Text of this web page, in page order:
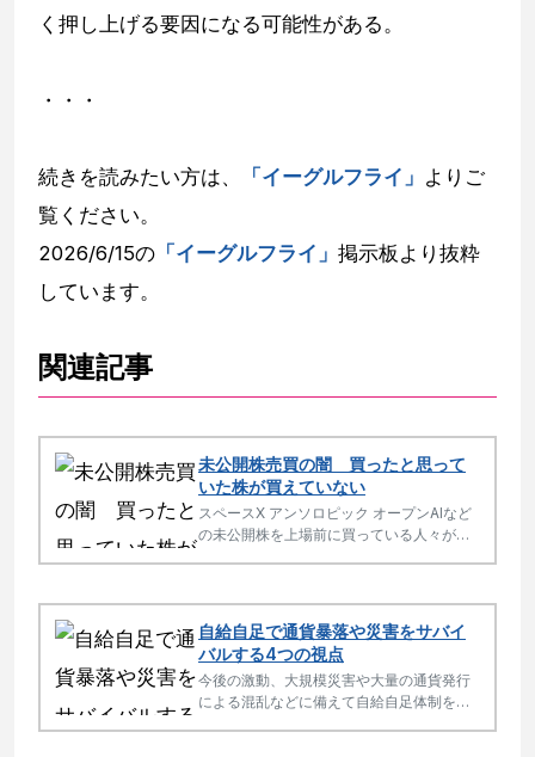
く押し上げる要因になる可能性がある。
・・・
続きを読みたい方は、 「イーグルフライ」 よりご
覧ください。
2026/6/15の 「イーグルフライ」 掲示板より抜粋
しています。
関連記事
未公開株売買の闇 買ったと思って
いた株が買えていない
スペースX アンソロピック オープンAIなど
の未公開株を上場前に買っている人々がい
自給自足で通貨暴落や災害をサバイ
バルする4つの視点
今後の激動、大規模災害や大量の通貨発行
による混乱などに備えて自給自足体制を作